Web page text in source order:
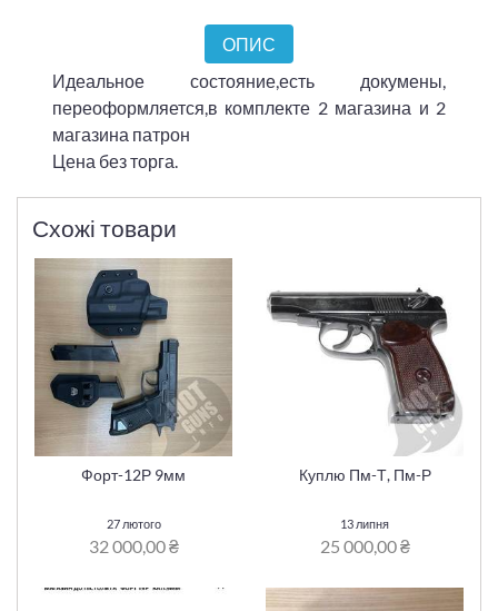
ОПИС
Идеальное состояние,есть докумены,
переоформляется,в комплекте 2 магазина и 2
магазина патрон
Цена без торга.
Схожі товари
Форт-12Р 9мм
27 лютого
32 000,00 ₴
Куплю Пм-Т, Пм-Р
13 липня
25 000,00 ₴